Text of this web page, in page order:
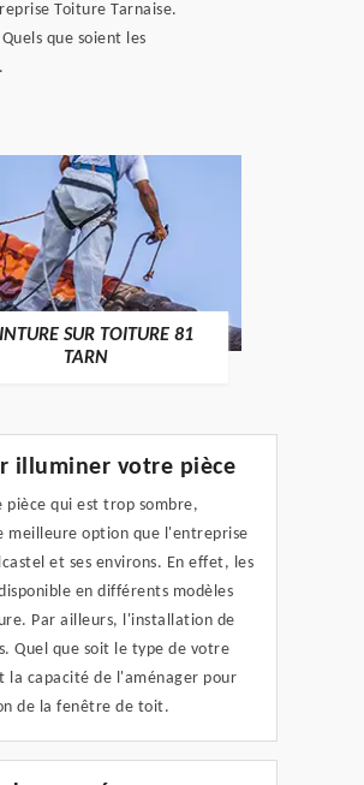
Toiture Tarnaise.
que soient les
SUR TOITURE 81
TARN
illuminer votre pièce
pièce qui est trop sombre,
meilleure option que l'entreprise
et ses environs. En effet, les
en différents modèles
Par ailleurs, l'installation de
Quel que soit le type de votre
la capacité de l'aménager pour
de la fenêtre de toit.